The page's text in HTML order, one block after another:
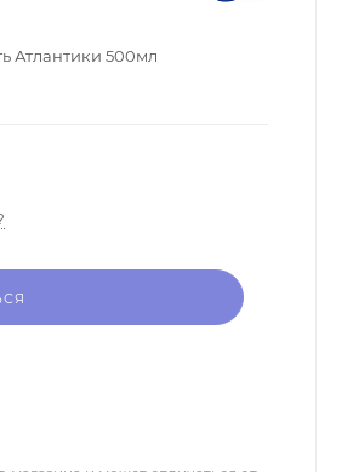
Атлантики 500мл